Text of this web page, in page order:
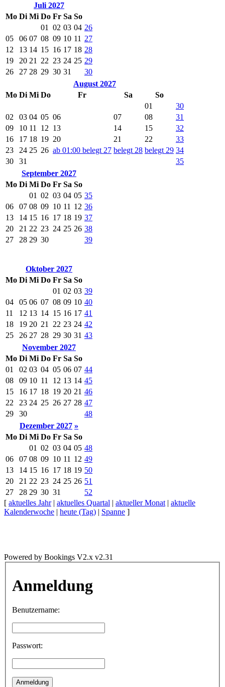
Juli 2027
Mo Di Mi Do Fr Sa So
01
02 03 04 26
05
06 07 08 09 10 11 27
12
13 14 15 16 17 18 28
19
20 21 22 23 24 25 29
26
27 28 29 30 31
30
August 2027
Mo Di Mi Do Fr Sa
So
01
30
02
03 04 05 06 07 08
31
09
10 11 12 13 14 15
32
16
17 18 19 20 21 22
33
23
24 25 26 ab 01:00 belegt 27 belegt 28 belegt 29 34
30
31
35
September 2027
Mo Di Mi Do Fr Sa So
01 02 03 04 05 35
06
07 08 09 10 11 12 36
13
14 15 16 17 18 19 37
20
21 22 23 24 25 26 38
27
28 29 30 39
Oktober 2027
Mo Di Mi Do Fr Sa So
01 02 03 39
04
05 06 07 08 09 10 40
11
12 13 14 15 16 17 41
18
19 20 21 22 23 24 42
25
26 27 28 29 30 31 43
November 2027
Mo Di Mi Do Fr Sa So
01
02 03 04 05 06 07 44
08
09 10 11 12 13 14 45
15
16 17 18 19 20 21 46
22
23 24 25 26 27 28 47
29
30
48
Dezember 2027 »
Mo Di Mi Do Fr Sa So
01 02 03 04 05 48
06
07 08 09 10 11 12 49
13
14 15 16 17 18 19 50
20
21 22 23 24 25 26 51
27
28 29 30 31
52
[ aktuelles Jahr| aktuelles Quartal | aktueller Monat | aktuelle
Kalenderwoche | heute (Tag) | Spanne ]
Powered by Bookings V2.x v2.31
Anmeldung
Benutzername:
Passwort: